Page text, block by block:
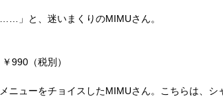
」と、迷いまくりのMIMUさん。
990（税別）
ニューをチョイスしたMIMUさん。こちらは、